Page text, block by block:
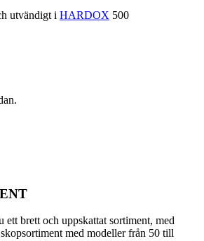
utvändigt i HARDOX 500
ett brett och uppskattat sortiment, med
med modeller från 50 till